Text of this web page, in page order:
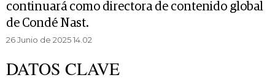
continuará como directora de contenido global
de Condé Nast.
26 Junio de 2025 14.02
DATOS CLAVE